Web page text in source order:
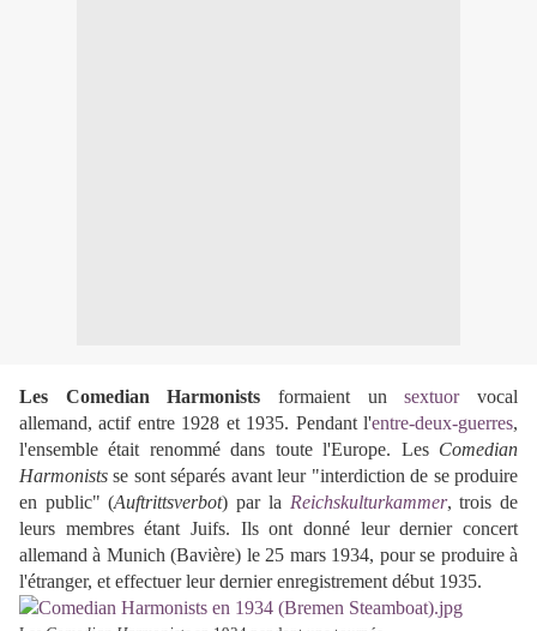
Les Comedian Harmonists formaient unsextuorvocal
allemand, actif entre 1928 et 1935. Pendant l'entre-deux-guerres,
l'ensemble était renommé dans toute l'Europe. Les Comedian
Harmonists se sont séparés avant leur "interdiction de se produire
en public" (Auftrittsverbot) par la Reichskulturkammer, trois de
leurs membres étant Juifs. Ils ont donné leur dernier concert
allemand à Munich (Bavière) le 25 mars 1934, pour se produire à
l'étranger, et effectuer leur dernier enregistrement début 1935.